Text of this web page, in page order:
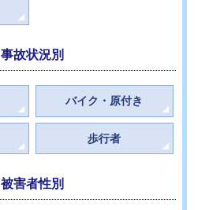
事故状況別
バイク・原付き
歩行者
被害者性別